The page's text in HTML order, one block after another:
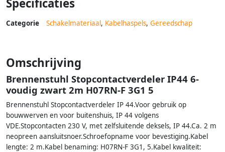
Specificaties
Categorie Schakelmateriaal, Kabelhaspels, Gereedschap
Omschrijving
Brennenstuhl Stopcontactverdeler IP44 6-
voudig zwart 2m H07RN-F 3G1 5
Brennenstuhl Stopcontactverdeler IP 44.Voor gebruik op
bouwwerven en voor buitenshuis, IP 44 volgens
VDE.Stopcontacten 230 V, met zelfsluitende deksels, IP 44.Ca. 2 m
neopreen aansluitsnoer.Schroefopname voor bevestiging.Kabel
lengte: 2 m.Kabel benaming: H07RN-F 3G1, 5.Kabel kwaliteit: